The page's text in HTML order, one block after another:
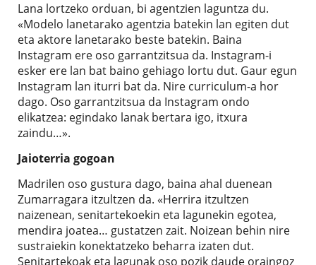
Lana lortzeko orduan, bi agentzien laguntza du.
«Modelo lanetarako agentzia batekin lan egiten dut
eta aktore lanetarako beste batekin. Baina
Instagram ere oso garrantzitsua da. Instagram-i
esker ere lan bat baino gehiago lortu dut. Gaur egun
Instagram lan iturri bat da. Nire curriculum-a hor
dago. Oso garrantzitsua da Instagram ondo
elikatzea: egindako lanak bertara igo, itxura
zaindu…».
Jaioterria gogoan
Madrilen oso gustura dago, baina ahal duenean
Zumarragara itzultzen da. «Herrira itzultzen
naizenean, senitartekoekin eta lagunekin egotea,
mendira joatea… gustatzen zait. Noizean behin nire
sustraiekin konektatzeko beharra izaten dut.
Senitartekoak eta lagunak oso pozik daude oraingoz